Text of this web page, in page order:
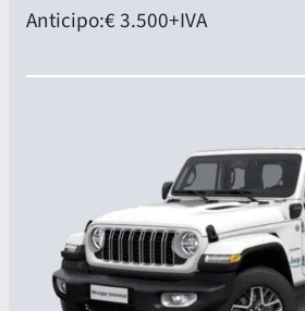
Anticipo:€ 3.500+IVA